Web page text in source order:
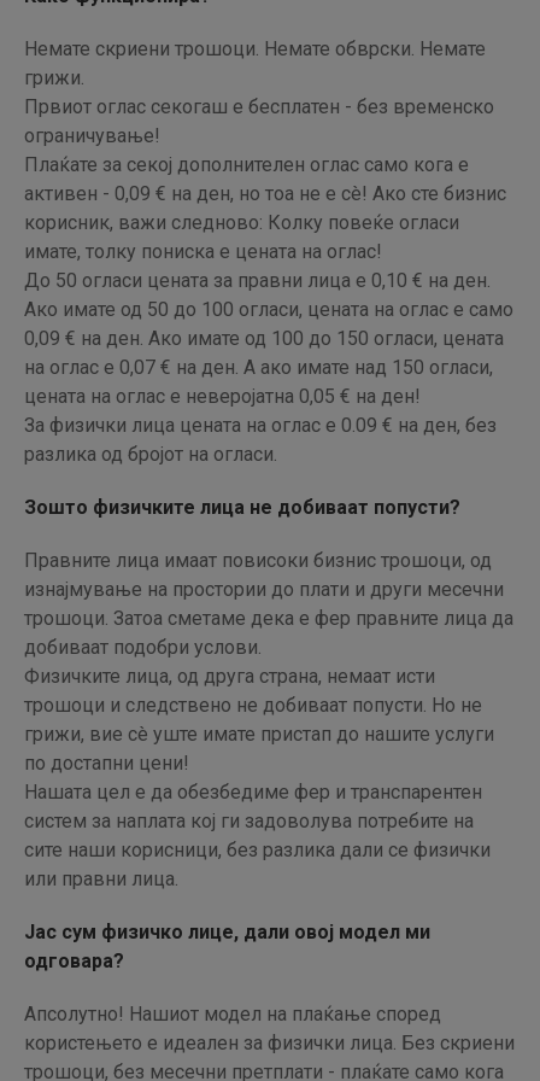
Немате скриени трошоци. Немате обврски. Немате
грижи.
Првиот оглас секогаш е бесплатен - без временско
ограничување!
Плаќате за секој дополнителен оглас само кога е
активен - 0,09 € на ден, но тоа не е сè! Ако сте бизнис
корисник, важи следново: Колку повеќе огласи
имате, толку пониска е цената на оглас!
До 50 огласи цената за правни лица е 0,10 € на ден.
Ако имате од 50 до 100 огласи, цената на оглас е само
0,09 € на ден. Ако имате од 100 до 150 огласи, цената
на оглас е 0,07 € на ден. А ако имате над 150 огласи,
цената на оглас е неверојатна 0,05 € на ден!
За физички лица цената на оглас е 0.09 € на ден, без
разлика од бројот на огласи.
Зошто физичките лица не добиваат попусти?
Правните лица имаат повисоки бизнис трошоци, од
изнајмување на простории до плати и други месечни
трошоци. Затоа сметаме дека е фер правните лица да
добиваат подобри услови.
Физичките лица, од друга страна, немаат исти
трошоци и следствено не добиваат попусти. Но не
грижи, вие сè уште имате пристап до нашите услуги
по достапни цени!
Нашата цел е да обезбедиме фер и транспарентен
систем за наплата кој ги задоволува потребите на
сите наши корисници, без разлика дали се физички
или правни лица.
Јас сум физичко лице, дали овој модел ми
одговара?
Апсолутно! Нашиот модел на плаќање според
користењето е идеален за физички лица. Без скриени
трошоци, без месечни претплати - плаќате само кога